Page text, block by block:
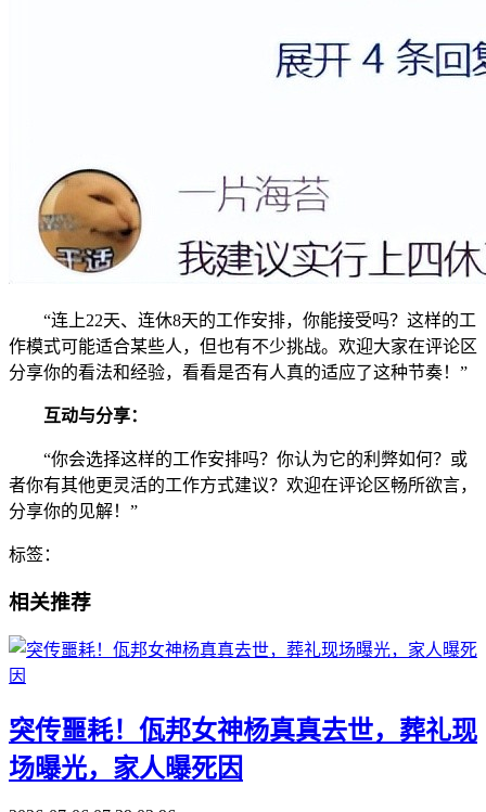
“连上22天、连休8天的工作安排，你能接受吗？这样的工
作模式可能适合某些人，但也有不少挑战。欢迎大家在评论区
分享你的看法和经验，看看是否有人真的适应了这种节奏！”
互动与分享：
“你会选择这样的工作安排吗？你认为它的利弊如何？或
者你有其他更灵活的工作方式建议？欢迎在评论区畅所欲言，
分享你的见解！”
标签：
相关推荐
​突传噩耗！佤邦女神杨真真去世，葬礼现
场曝光，家人曝死因